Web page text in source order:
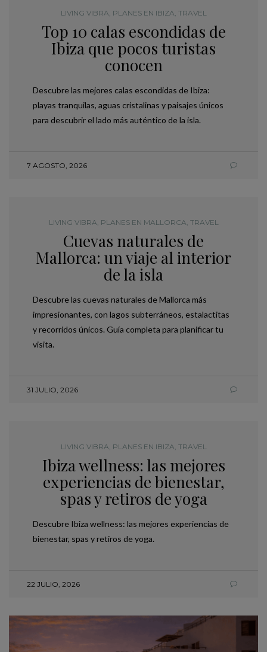
LIVING VIBRA PLANES EN IBIZA TRAVEL
Top 10 calas escondidas de
Ibiza que pocos turistas
conocen
Descubre las mejores calas escondidas de Ibiza:
playas tranquilas, aguas cristalinas y paisajes únicos
para descubrir el lado más auténtico de la isla.
7 AGOSTO, 2026
LIVING VIBRA PLANES EN MALLORCA TRAVEL
Cuevas naturales de
Mallorca: un viaje al interior
de la isla
Descubre las cuevas naturales de Mallorca más
impresionantes, con lagos subterráneos, estalactitas
y recorridos únicos. Guía completa para planificar tu
visita.
31 JULIO, 2026
LIVING VIBRA PLANES EN IBIZA TRAVEL
Ibiza wellness: las mejores
experiencias de bienestar,
spas y retiros de yoga
Descubre Ibiza wellness: las mejores experiencias de
bienestar, spas y retiros de yoga.
22 JULIO, 2026